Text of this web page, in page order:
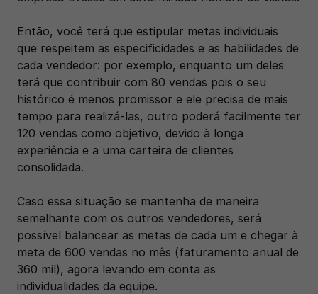
Então, você terá que estipular metas individuais
que respeitem as especificidades e as habilidades de
cada vendedor: por exemplo, enquanto um deles
terá que contribuir com 80 vendas pois o seu
histórico é menos promissor e ele precisa de mais
tempo para realizá-las, outro poderá facilmente ter
120 vendas como objetivo, devido à longa
experiência e a uma carteira de clientes
consolidada.
Caso essa situação se mantenha de maneira
semelhante com os outros vendedores, será
possível balancear as metas de cada um e chegar à
meta de 600 vendas no mês (faturamento anual de
360 mil), agora levando em conta as
individualidades da equipe.